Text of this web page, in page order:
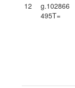
12
g.102866
495T=